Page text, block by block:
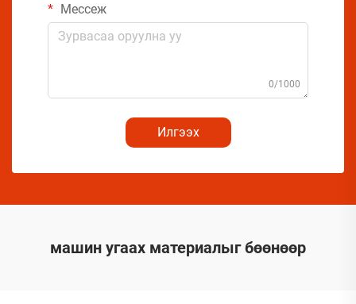
Мессеж
0/1000
Илгээх
машин угаах материалыг бөөнөөр